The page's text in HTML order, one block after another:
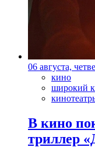
06 августа,
кино
широкий
В кино
триллер